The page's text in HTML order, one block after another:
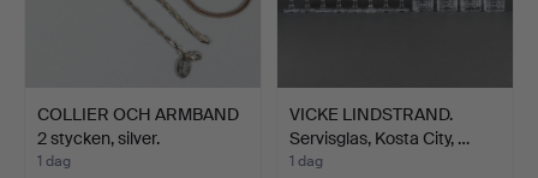
COLLIER OCH ARMBAND
2 stycken, silver.
1 dag
VICKE LINDSTRAND.
Servisglas, Kosta City, …
1 dag